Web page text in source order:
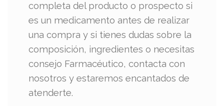
completa del producto o prospecto si
es un medicamento antes de realizar
una compra y si tienes dudas sobre la
composición, ingredientes o necesitas
consejo Farmacéutico, contacta con
nosotros y estaremos encantados de
atenderte.